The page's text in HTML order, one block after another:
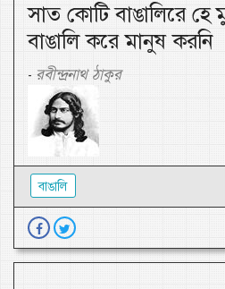
সাত কোটি বাঙালিরে হে
বাঙালি করে মানুষ করনি
- রবীন্দ্রনাথ ঠাকুর
বাঙালি